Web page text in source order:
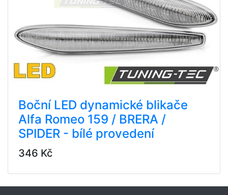
Boční LED dynamické blikače
Alfa Romeo 159 / BRERA /
SPIDER - bílé provedení
346 Kč